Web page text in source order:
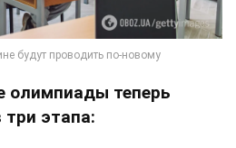
олимпиады теперь
три этапа: